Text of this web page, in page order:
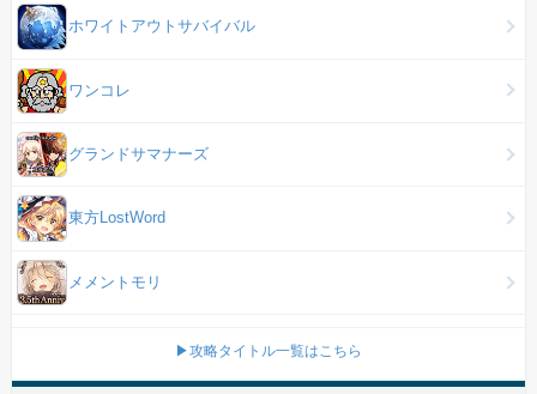
ホワイトアウトサバイバル
ワンコレ
グランドサマナーズ
東方LostWord
メメントモリ
▶攻略タイトル一覧はこちら